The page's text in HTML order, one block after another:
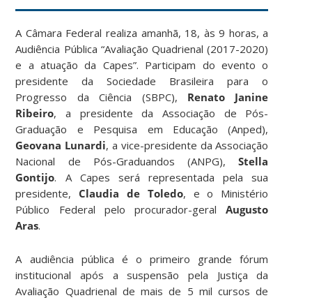
A Câmara Federal realiza amanhã, 18, às 9 horas, a
Audiência Pública “Avaliação Quadrienal (2017-2020)
e a atuação da Capes”. Participam do evento o
presidente da Sociedade Brasileira para o
Progresso da Ciência (SBPC), Renato Janine
Ribeiro, a presidente da Associação de Pós-
Graduação e Pesquisa em Educação (Anped),
Geovana Lunardi, a vice-presidente da Associação
Nacional de Pós-Graduandos (ANPG),Stella
Gontijo. A Capes será representada pela sua
presidente, Claudia de Toledo, e o Ministério
Público Federal pelo procurador-geralAugusto
Aras.
A audiência pública é o primeiro grande fórum
institucional após a suspensão pela Justiça da
Avaliação Quadrienal de mais de 5 mil cursos de